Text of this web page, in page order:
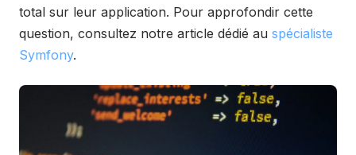
total sur leur application. Pour approfondir cette
question, consultez notre article dédié au spécialiste
Symfony.